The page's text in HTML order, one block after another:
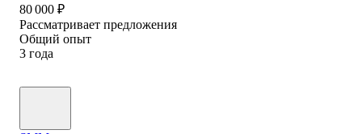
80 000 ₽
Рассматривает предложения
Общий опыт
3 года